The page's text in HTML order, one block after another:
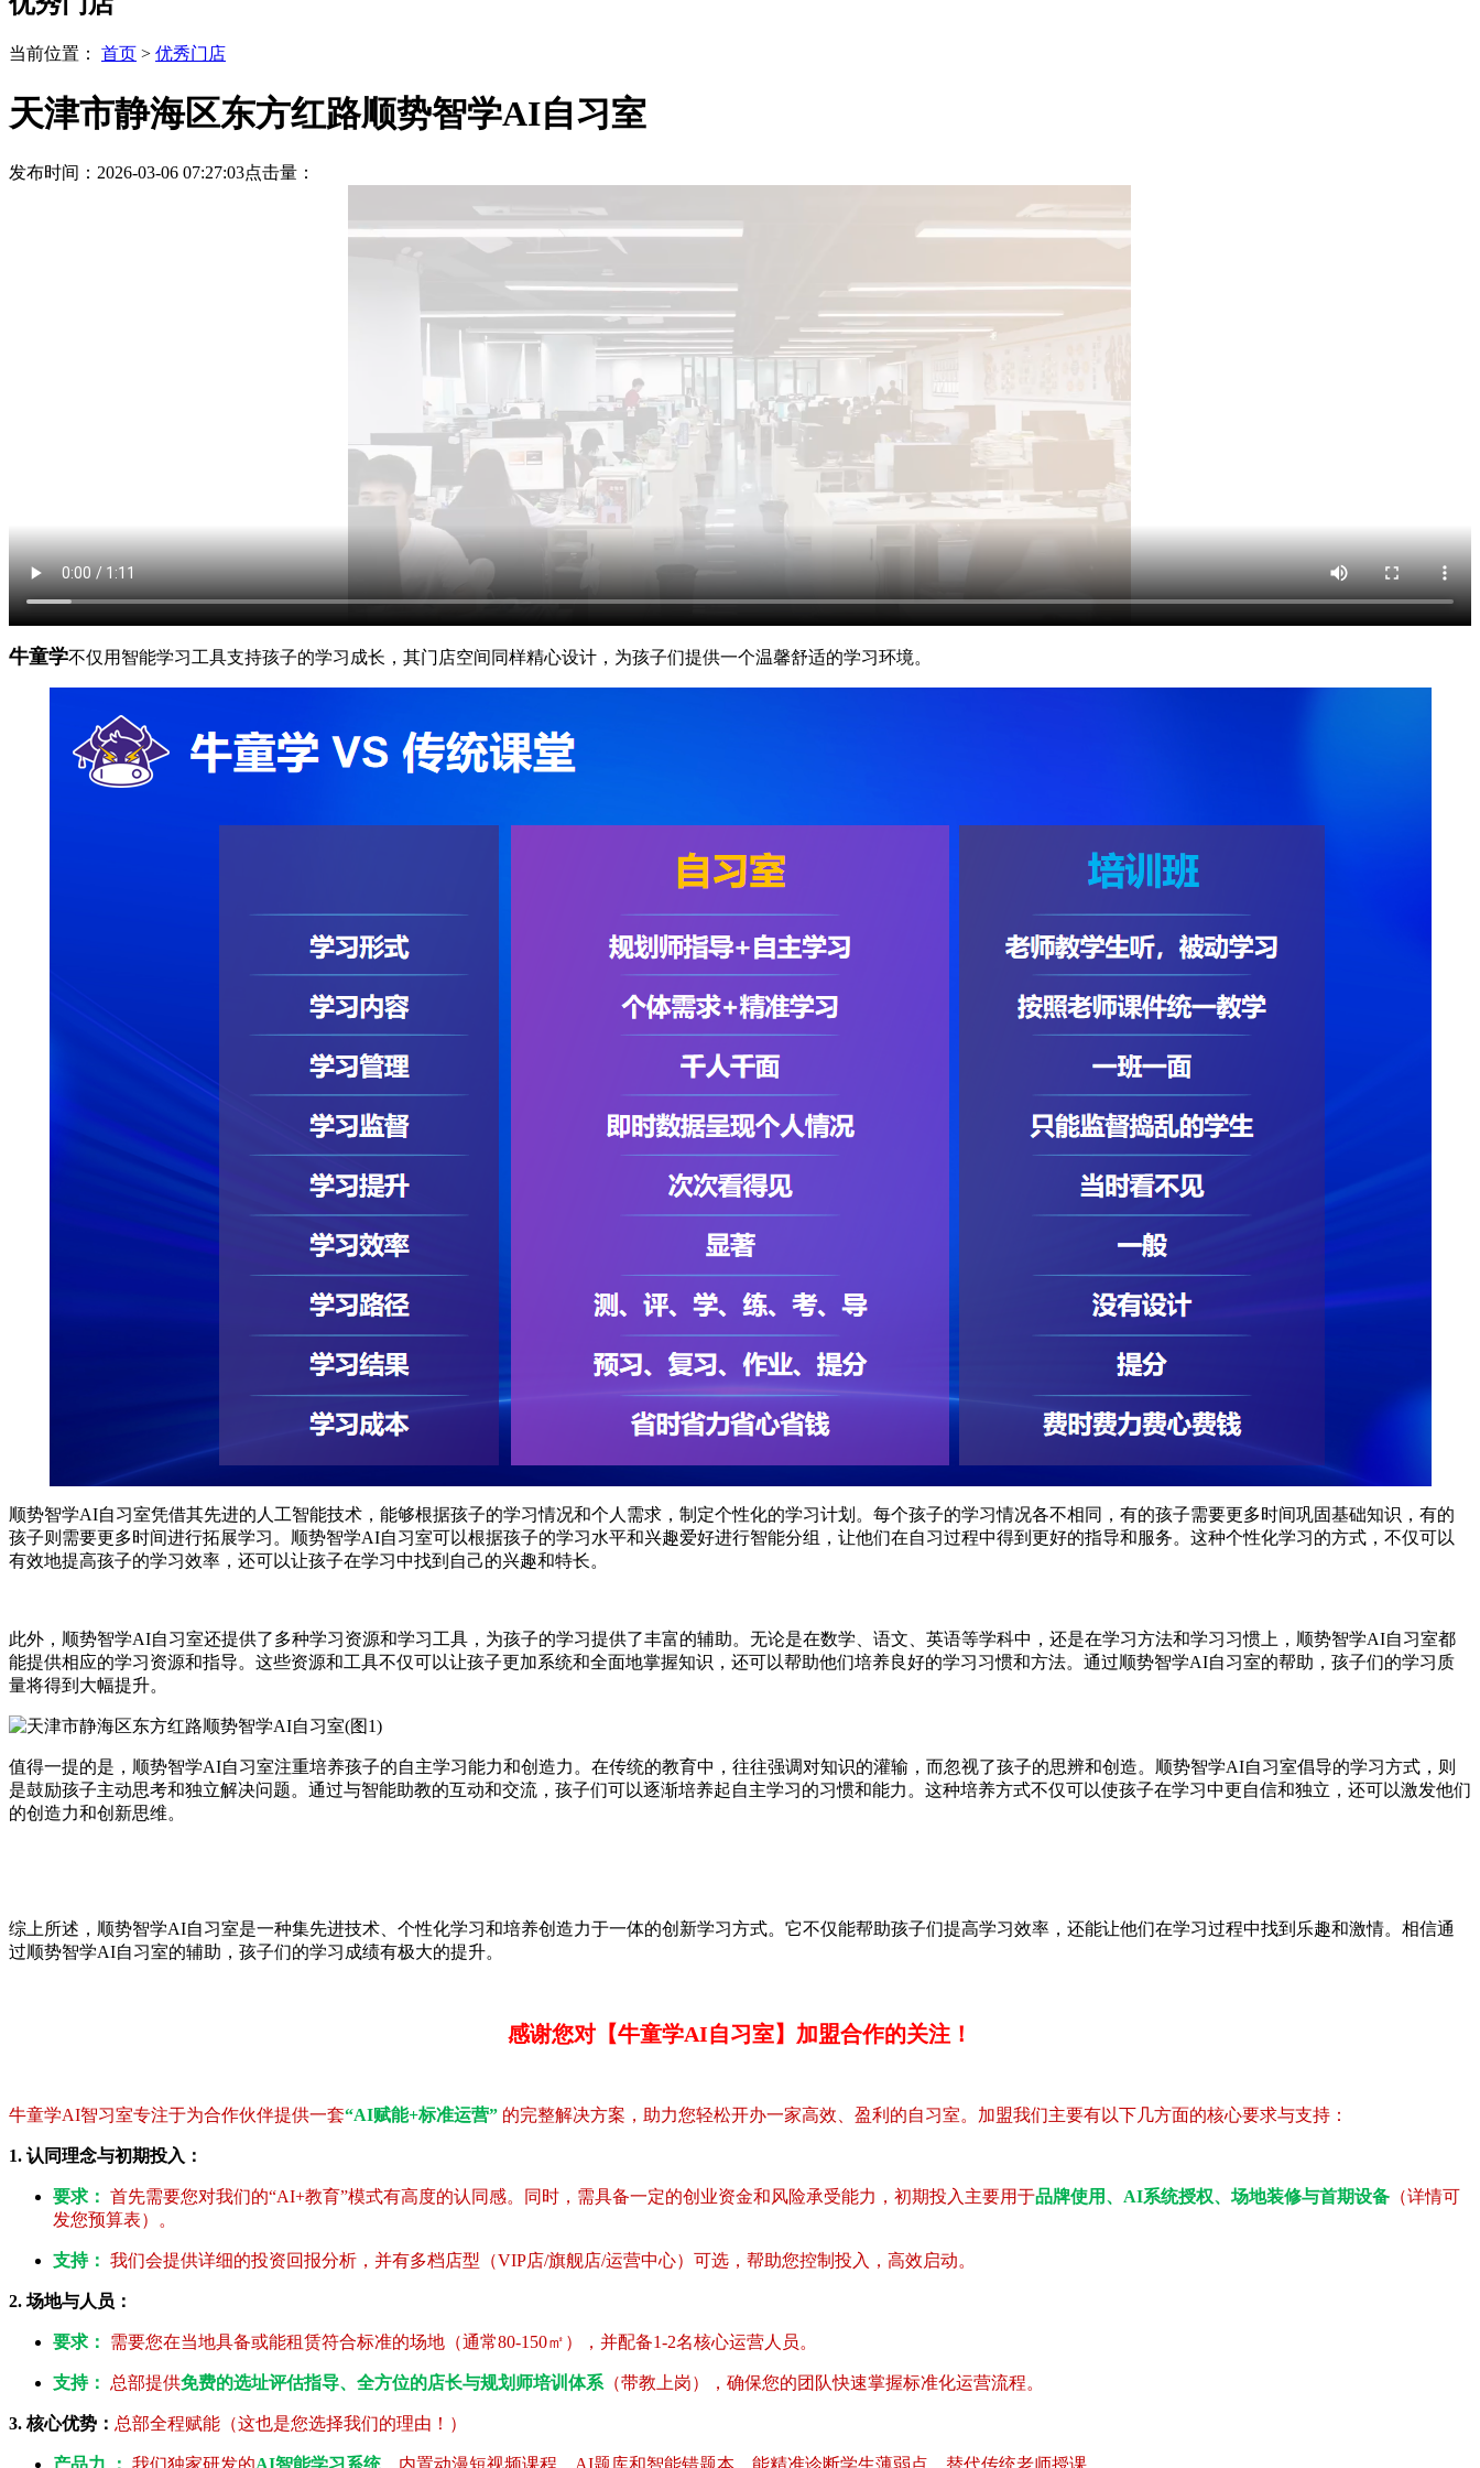
当前位置： 首页 > 优秀门店
天津市静海区东方红路顺势智学AI自习室
发布时间：2026-03-06 07:27:03点击量：
牛童学不仅用智能学习工具支持孩子的学习成长，其门店空间同样精心设计，为孩子们提供一个温馨舒适的学习环境。
顺势智学AI自习室凭借其先进的人工智能技术，能够根据孩子的学习情况和个人需求，制定个性化的学习计划。每个孩子的学习情况各不相同，有的孩子需要更多时间巩固基础知识，有的
孩子则需要更多时间进行拓展学习。顺势智学AI自习室可以根据孩子的学习水平和兴趣爱好进行智能分组，让他们在自习过程中得到更好的指导和服务。这种个性化学习的方式，不仅可以
有效地提高孩子的学习效率，还可以让孩子在学习中找到自己的兴趣和特长。
此外，顺势智学AI自习室还提供了多种学习资源和学习工具，为孩子的学习提供了丰富的辅助。无论是在数学、语文、英语等学科中，还是在学习方法和学习习惯上，顺势智学AI自习室都
能提供相应的学习资源和指导。这些资源和工具不仅可以让孩子更加系统和全面地掌握知识，还可以帮助他们培养良好的学习习惯和方法。通过顺势智学AI自习室的帮助，孩子们的学习质
量将得到大幅提升。
值得一提的是，顺势智学AI自习室注重培养孩子的自主学习能力和创造力。在传统的教育中，往往强调对知识的灌输，而忽视了孩子的思辨和创造。顺势智学AI自习室倡导的学习方式，则
是鼓励孩子主动思考和独立解决问题。通过与智能助教的互动和交流，孩子们可以逐渐培养起自主学习的习惯和能力。这种培养方式不仅可以使孩子在学习中更自信和独立，还可以激发他们
的创造力和创新思维。
综上所述，顺势智学AI自习室是一种集先进技术、个性化学习和培养创造力于一体的创新学习方式。它不仅能帮助孩子们提高学习效率，还能让他们在学习过程中找到乐趣和激情。相信通
过顺势智学AI自习室的辅助，孩子们的学习成绩有极大的提升。
感谢您对【牛童学AI自习室】加盟合作的关注！
牛童学AI智习室专注于为合作伙伴提供一套“AI赋能+标准运营” 的完整解决方案，助力您轻松开办一家高效、盈利的自习室。加盟我们主要有以下几方面的核心要求与支持：
1. 认同理念与初期投入：
要求： 首先需要您对我们的“AI+教育”模式有高度的认同感。同时，需具备一定的创业资金和风险承受能力，初期投入主要用于品牌使用、AI系统授权、场地装修与首期设备 （详情可
发您预算表）。
支持： 我们会提供详细的投资回报分析，并有多档店型（VIP店/旗舰店/运营中心）可选，帮助您控制投入，高效启动。
2. 场地与人员：
要求： 需要您在当地具备或能租赁符合标准的场地（通常80-150㎡），并配备1-2名核心运营人员。
支持： 总部提供免费的选址评估指导、全方位的店长与规划师培训体系 （带教上岗），确保您的团队快速掌握标准化运营流程。
3. 核心优势： 总部全程赋能（这也是您选择我们的理由！）
产品力 ： 我们独家研发的AI智能学习系统 ，内置动漫短视频课程、AI题库和智能错题本，能精准诊断学生薄弱点，替代传统老师授课。